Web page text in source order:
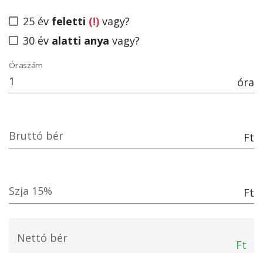
25 év feletti (!) vagy?
30 év alatti anya vagy?
Óraszám
óra
Bruttó bér Ft
Szja 15% Ft
Nettó bér Ft